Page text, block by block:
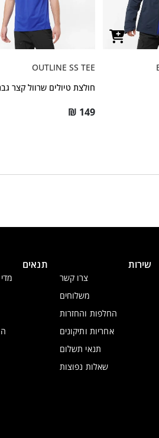
OUTLINE SS TEE
חולצת טיולים שרוול קצר
₪ 149
שירות
צרו קשר
משלוחים
החלפות והחזרות
אחריות ותיקונים
תנאי תשלום
שאלות נפוצות
תנאים